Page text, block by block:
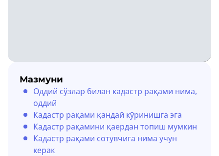
Мазмуни
Оддий сўзлар билан кадастр рақами нима,
оддий
Кадастр рақами қандай кўринишга эга
Кадастр рақамини қаердан топиш мумкин
Кадастр рақами сотувчига нима учун
керак